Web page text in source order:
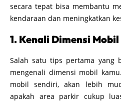
secara tepat bisa membantu
kendaraan dan meningkatkan
1. Kenali Dimensi
Salah satu tips pertama yang
mengenali dimensi mobil
mobil sendiri, akan lebih
apakah area parkir cukup